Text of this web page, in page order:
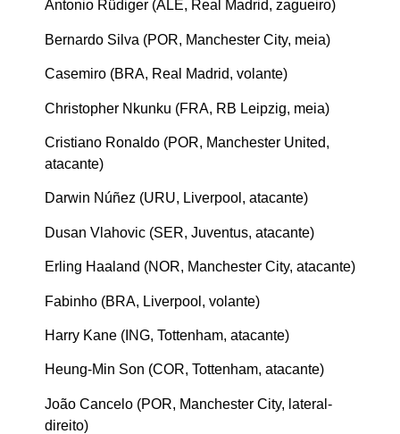
Antonio Rüdiger (ALE, Real Madrid, zagueiro)
Bernardo Silva (POR, Manchester City, meia)
Casemiro (BRA, Real Madrid, volante)
Christopher Nkunku (FRA, RB Leipzig, meia)
Cristiano Ronaldo (POR, Manchester United,
atacante)
Darwin Núñez (URU, Liverpool, atacante)
Dusan Vlahovic (SER, Juventus, atacante)
Erling Haaland (NOR, Manchester City, atacante)
Fabinho (BRA, Liverpool, volante)
Harry Kane (ING, Tottenham, atacante)
Heung-Min Son (COR, Tottenham, atacante)
João Cancelo (POR, Manchester City, lateral-
direito)